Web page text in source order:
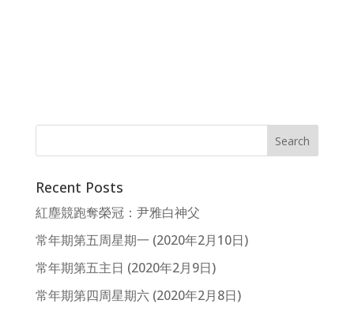
Recent Posts
紅塵競跑奪榮冠：尹雅白神父
常年期第五周星期一 (2020年2月10日)
常年期第五主日 (2020年2月9日)
常年期第四周星期六 (2020年2月8日)